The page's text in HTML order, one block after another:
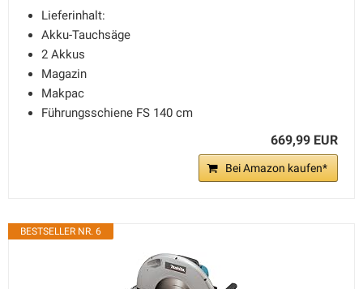
Lieferinhalt:
Akku-Tauchsäge
2 Akkus
Magazin
Makpac
Führungsschiene FS 140 cm
669,99 EUR
Bei Amazon kaufen*
BESTSELLER NR. 6